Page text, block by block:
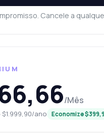
Cancele a
/Mês
ano Economize